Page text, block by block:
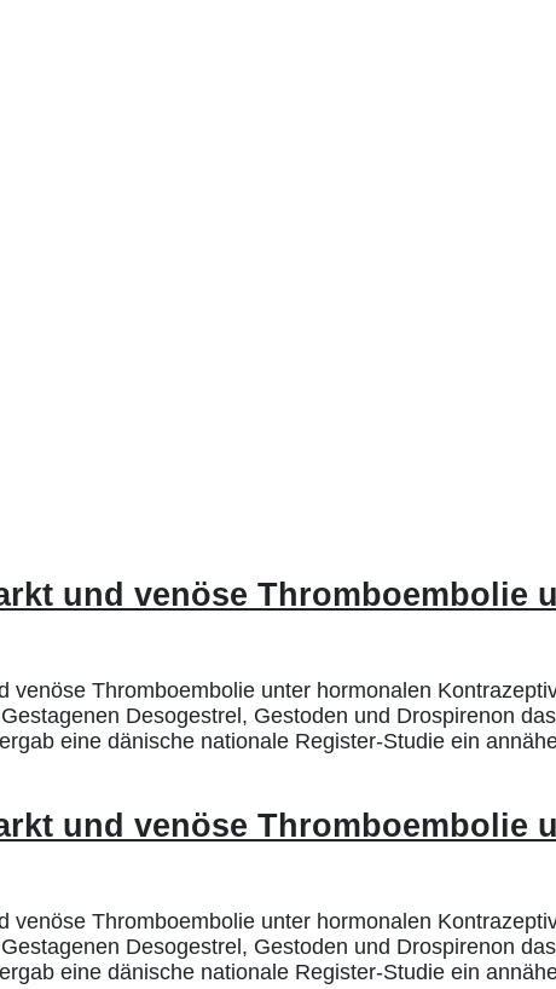
und venöse Thromboembolie
Thromboembolie unter hormonalen
Desogestrel, Gestoden und Drospirenon
eine dänische nationale Register-Studie ein
und venöse Thromboembolie
Thromboembolie unter hormonalen
Desogestrel, Gestoden und Drospirenon
eine dänische nationale Register-Studie ein